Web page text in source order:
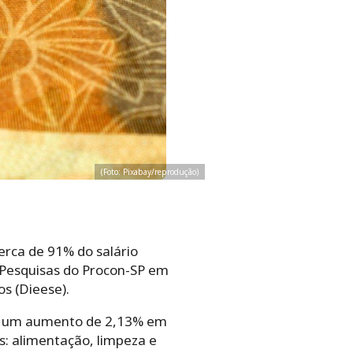
(Foto: Pixabay/reprodução)
de 91% do salário
do Procon-SP em
(Dieese).
aumento de 2,13% em
alimentação, limpeza e